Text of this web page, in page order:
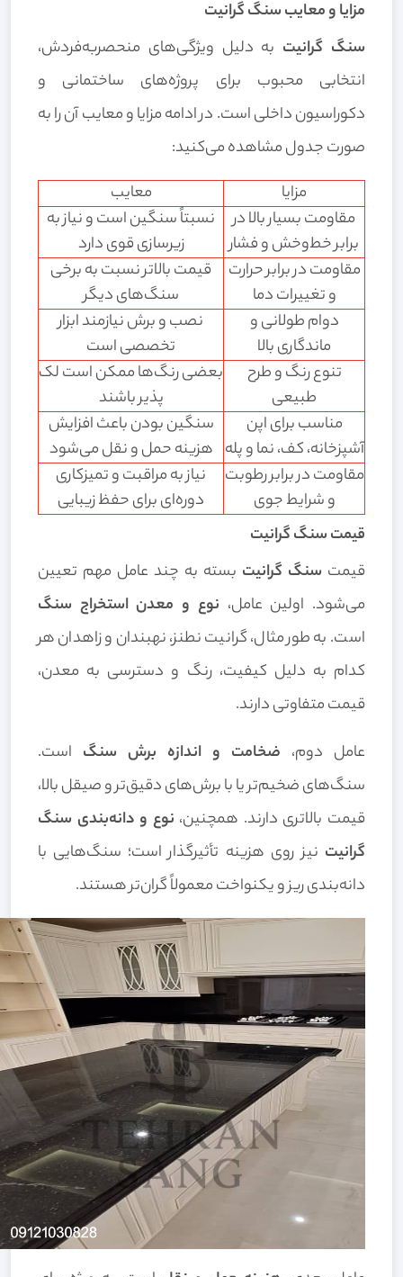
مزایا و معایب سنگ گرانیت
سنگ گرانیت به دلیل ویژگی‌های منحصربه‌فردش،
انتخابی محبوب برای پروژه‌های ساختمانی و
دکوراسیون داخلی است. در ادامه مزایا و معایب آن را به
صورت جدول مشاهده می‌کنید:
مزایا
معایب
مقاومت بسیار بالا در
برابر خط‌وخش و فشار
نسبتاً سنگین است و نیاز به
زیرسازی قوی دارد
مقاومت در برابر حرارت
و تغییرات دما
قیمت بالاتر نسبت به برخی
سنگ‌های دیگر
دوام طولانی و
ماندگاری بالا
نصب و برش نیازمند ابزار
تخصصی است
تنوع رنگ و طرح
طبیعی
بعضی رنگ‌ها ممکن است لک
پذیر باشند
مناسب برای اپن
آشپزخانه، کف، نما و پله
سنگین بودن باعث افزایش
هزینه حمل و نقل می‌شود
مقاومت در برابر رطوبت
و شرایط جوی
نیاز به مراقبت و تمیزکاری
دوره‌ای برای حفظ زیبایی
قیمت سنگ گرانیت
قیمت سنگ گرانیت بسته به چند عامل مهم تعیین
می‌شود. اولین عامل، نوع و معدن استخراج سنگ
است. به طور مثال، گرانیت نطنز، نهبندان و زاهدان هر
کدام به دلیل کیفیت، رنگ و دسترسی به معدن،
قیمت متفاوتی دارند.
عامل دوم، ضخامت و اندازه برش سنگ است.
سنگ‌های ضخیم‌تر یا با برش‌های دقیق‌تر و صیقل بالا،
قیمت بالاتری دارند. همچنین، نوع و دانه‌بندی سنگ
گرانیت نیز روی هزینه تأثیرگذار است؛ سنگ‌هایی با
دانه‌بندی ریز و یکنواخت معمولاً گران‌تر هستند.